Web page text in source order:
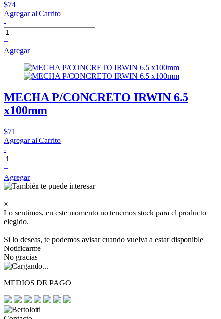
$74
Agregar al Carrito
-
+
Agregar
MECHA P/CONCRETO IRWIN 6.5
x100mm
$71
Agregar al Carrito
-
+
Agregar
×
Lo sentimos, en este momento no tenemos stock para el producto
elegido.
Si lo deseas, te podemos avisar cuando vuelva a estar disponible
Notificarme
No gracias
MEDIOS DE PAGO